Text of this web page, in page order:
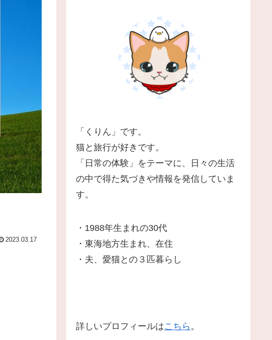
2023.03.17
「くりん」です。
猫と旅行が好きです。
「日常の体験」をテーマに、日々の生活
の中で得た気づきや情報を発信していま
す。
・1988年生まれの30代
・東海地方生まれ、在住
・夫、愛猫との３匹暮らし
詳しいプロフィールはこちら 。